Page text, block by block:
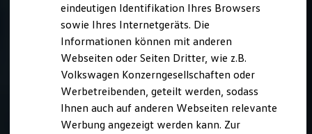
Lifestyle Shop
T-Roc Kollektion
Golf Kollektion
Volkswagen Kollektion
R-Kollektion
GTI Kollektion
Fußball Drop
we drive football
#wedriveproud
eindeutigen Identifikation Ihres Browsers
sowie Ihres Internetgeräts. Die
Informationen können mit anderen
Webseiten oder Seiten Dritter, wie z.B.
Volkswagen Konzerngesellschaften oder
Werbetreibenden, geteilt werden, sodass
Ihnen auch auf anderen Webseiten relevante
Werbung angezeigt werden kann. Zur